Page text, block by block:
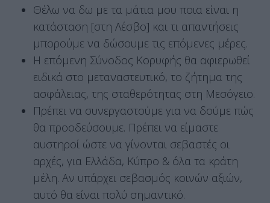
Θέλω να δω με τα μάτια μου ποια είναι η
κατάσταση [στη Λέσβο] και τι απαντήσεις
μπορούμε να δώσουμε τις επόμενες μέρες.
Η επόμενη Σύνοδος Κορυφής θα αφιερωθεί
ειδικά στο μεταναστευτικό, το ζήτημα της
ασφάλειας, της σταθερότητας στη Μεσόγειο.
Πρέπει να συνεργαστούμε για να δούμε πώς
θα προοδεύσουμε. Πρέπει να είμαστε
αυστηροί ώστε να γίνονται σεβαστές οι
αρχές, για Ελλάδα, Κύπρο & όλα τα κράτη
μέλη. Αν υπάρχει σεβασμός κοινών αξιών,
αυτό θα είναι πολύ σημαντικό.